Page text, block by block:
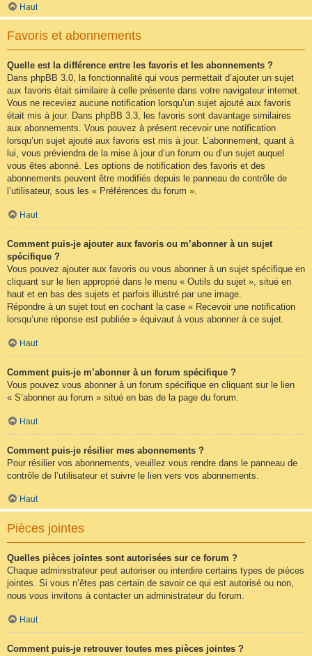
Haut
Favoris et abonnements
Quelle est la différence entre les favoris et les abonnements ?
Dans phpBB 3.0, la fonctionnalité qui vous permettait d’ajouter un sujet
aux favoris était similaire à celle présente dans votre navigateur internet.
Vous ne receviez aucune notification lorsqu’un sujet ajouté aux favoris
était mis à jour. Dans phpBB 3.3, les favoris sont davantage similaires
aux abonnements. Vous pouvez à présent recevoir une notification
lorsqu’un sujet ajouté aux favoris est mis à jour. L’abonnement, quant à
lui, vous préviendra de la mise à jour d’un forum ou d’un sujet auquel
vous êtes abonné. Les options de notification des favoris et des
abonnements peuvent être modifiés depuis le panneau de contrôle de
l’utilisateur, sous les « Préférences du forum ».
Haut
Comment puis-je ajouter aux favoris ou m’abonner à un sujet
spécifique ?
Vous pouvez ajouter aux favoris ou vous abonner à un sujet spécifique en
cliquant sur le lien approprié dans le menu « Outils du sujet », situé en
haut et en bas des sujets et parfois illustré par une image.
Répondre à un sujet tout en cochant la case « Recevoir une notification
lorsqu’une réponse est publiée » équivaut à vous abonner à ce sujet.
Haut
Comment puis-je m’abonner à un forum spécifique ?
Vous pouvez vous abonner à un forum spécifique en cliquant sur le lien
« S’abonner au forum » situé en bas de la page du forum.
Haut
Comment puis-je résilier mes abonnements ?
Pour résilier vos abonnements, veuillez vous rendre dans le panneau de
contrôle de l’utilisateur et suivre le lien vers vos abonnements.
Haut
Pièces jointes
Quelles pièces jointes sont autorisées sur ce forum ?
Chaque administrateur peut autoriser ou interdire certains types de pièces
jointes. Si vous n’êtes pas certain de savoir ce qui est autorisé ou non,
nous vous invitons à contacter un administrateur du forum.
Haut
Comment puis-je retrouver toutes mes pièces jointes ?